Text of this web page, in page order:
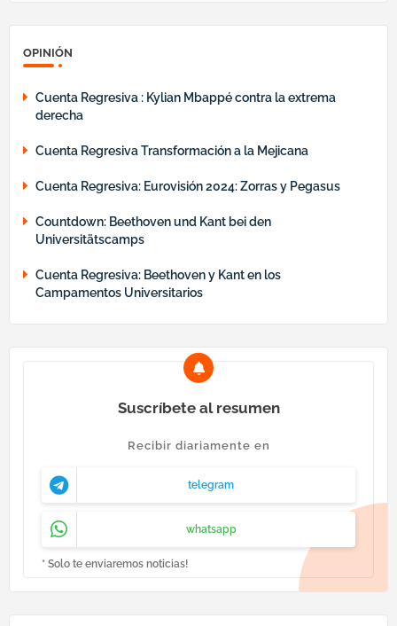
OPINIÓN
Cuenta Regresiva : Kylian Mbappé contra la extrema
derecha
Cuenta Regresiva Transformación a la Mejicana
Cuenta Regresiva: Eurovisión 2024: Zorras y Pegasus
Countdown: Beethoven und Kant bei den
Universitätscamps
Cuenta Regresiva: Beethoven y Kant en los
Campamentos Universitarios
Suscríbete al resumen
Recibir diariamente en
telegram
whatsapp
* Solo te enviaremos noticias!